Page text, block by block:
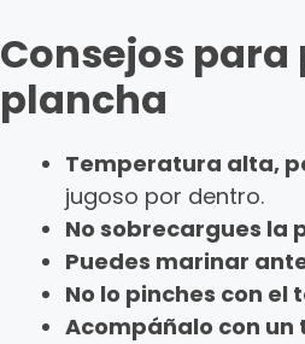
Consejos
plancha
Temperatura alta,
jugoso por dentro.
No sobrecargues la
Puedes marinar
No lo pinches con
Acompáñalo con un